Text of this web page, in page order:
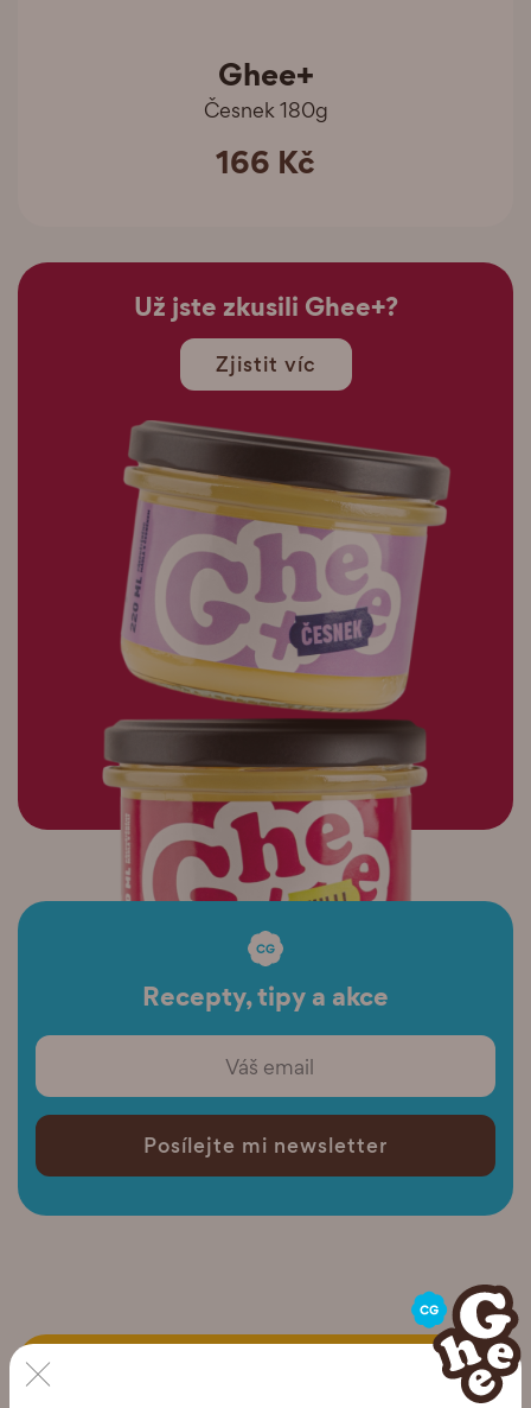
Už jste zkusili Ghee+?
Zjistit víc
Recepty, tipy a akce
Posílejte mi newsletter
Ghee+
Česnek 180g
166 Kč
×